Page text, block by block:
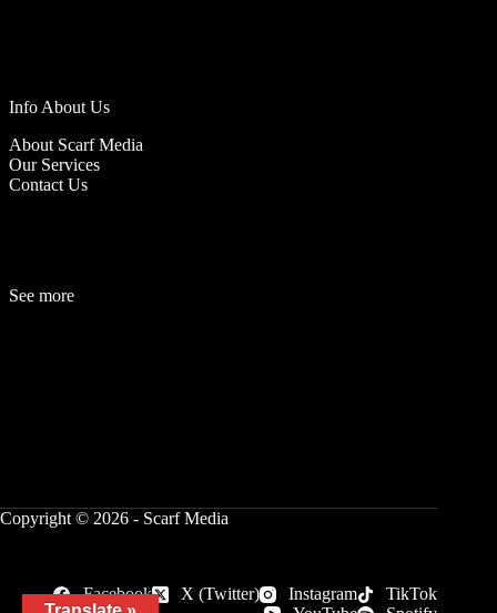
Info About Us
About Scarf Media
Our Services
Contact Us
See more
Copyright © 2026 - Scarf Media
Facebook X (Twitter) Instagram
TikTok